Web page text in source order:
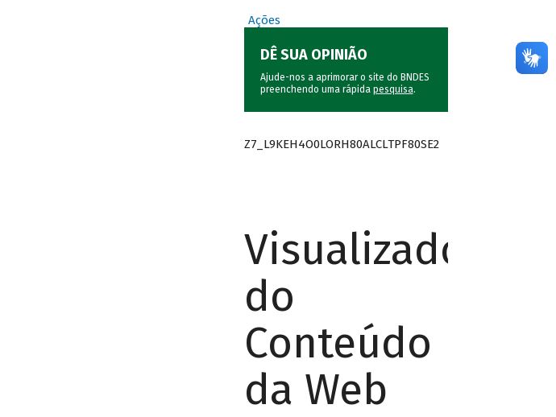
Ações
DÊ SUA OPINIÃO
Ajude-nos a aprimorar o site do BNDES
preenchendo uma rápida pesquisa.
Z7_L9KEH4O0LORH80ALCLTPF80SE2
Visualizador
do
Conteúdo
da Web